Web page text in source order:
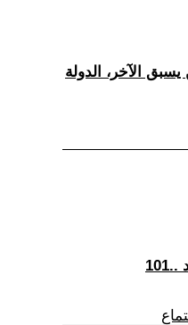
يسبق الآخر، الدولة